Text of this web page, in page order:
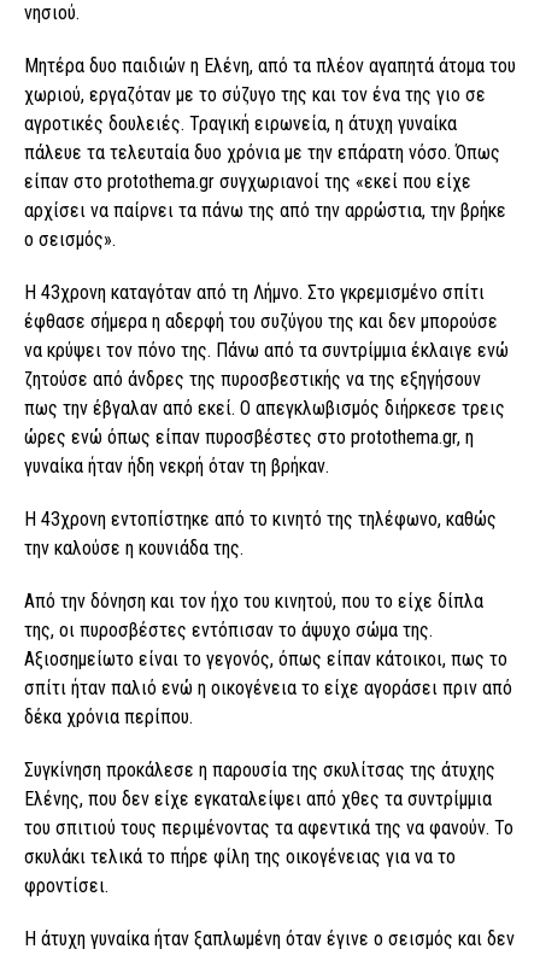
νησιού.
Μητέρα δυο παιδιών η Ελένη, από τα πλέον αγαπητά άτομα του
χωριού, εργαζόταν με το σύζυγο της και τον ένα της γιο σε
αγροτικές δουλειές. Τραγική ειρωνεία, η άτυχη γυναίκα
πάλευε τα τελευταία δυο χρόνια με την επάρατη νόσο. Όπως
είπαν στο protothema.gr συγχωριανοί της «εκεί που είχε
αρχίσει να παίρνει τα πάνω της από την αρρώστια, την βρήκε
ο σεισμός».
Η 43χρονη καταγόταν από τη Λήμνο. Στο γκρεμισμένο σπίτι
έφθασε σήμερα η αδερφή του συζύγου της και δεν μπορούσε
να κρύψει τον πόνο της. Πάνω από τα συντρίμμια έκλαιγε ενώ
ζητούσε από άνδρες της πυροσβεστικής να της εξηγήσουν
πως την έβγαλαν από εκεί. Ο απεγκλωβισμός διήρκεσε τρεις
ώρες ενώ όπως είπαν πυροσβέστες στο protothema.gr, η
γυναίκα ήταν ήδη νεκρή όταν τη βρήκαν.
Η 43χρονη εντοπίστηκε από το κινητό της τηλέφωνο, καθώς
την καλούσε η κουνιάδα της.
Από την δόνηση και τον ήχο του κινητού, που το είχε δίπλα
της, οι πυροσβέστες εντόπισαν το άψυχο σώμα της.
Αξιοσημείωτο είναι το γεγονός, όπως είπαν κάτοικοι, πως το
σπίτι ήταν παλιό ενώ η οικογένεια το είχε αγοράσει πριν από
δέκα χρόνια περίπου.
Συγκίνηση προκάλεσε η παρουσία της σκυλίτσας της άτυχης
Ελένης, που δεν είχε εγκαταλείψει από χθες τα συντρίμμια
του σπιτιού τους περιμένοντας τα αφεντικά της να φανούν. Το
σκυλάκι τελικά το πήρε φίλη της οικογένειας για να το
φροντίσει.
Η άτυχη γυναίκα ήταν ξαπλωμένη όταν έγινε ο σεισμός και δεν